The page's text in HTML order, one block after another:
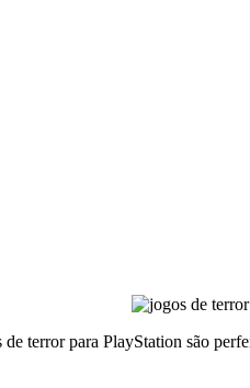
terror para PlayStation são